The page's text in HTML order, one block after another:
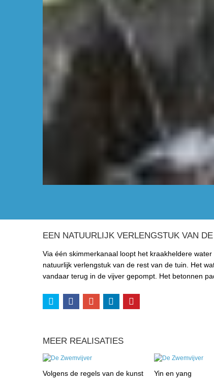
EEN NATUURLIJK VERLENGSTUK VAN
Via één skimmerkanaal loopt het kraakheldere
natuurlijk verlengstuk van de rest van de tuin. Het
vandaar terug in de vijver gepompt. Het betonnen
MEER REALISATIES
Volgens de regels van de kunst Yin en yang